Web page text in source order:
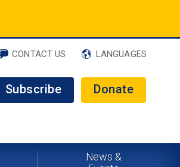
CONTACT US LANGUAGES
Subscribe Donate
News &